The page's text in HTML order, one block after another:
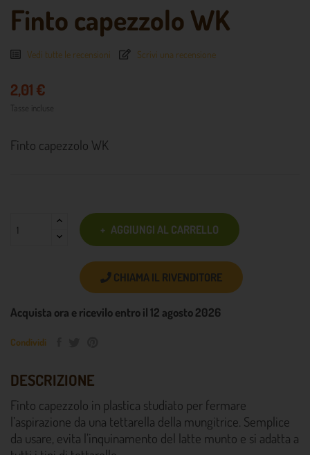
Finto capezzolo WK
Vedi tutte le recensioni Scrivi una recensione
2,01 €
Tasse incluse
Finto capezzolo WK
AGGIUNGI AL CARRELLO
CHIAMA IL RIVENDITORE
Acquista ora e ricevilo entro il 12 agosto 2026
Condividi
DESCRIZIONE
Finto capezzolo in plastica studiato per fermare
l’aspirazione da una tettarella della mungitrice. Semplice
da usare, evita l’inquinamento del latte munto e si adatta a